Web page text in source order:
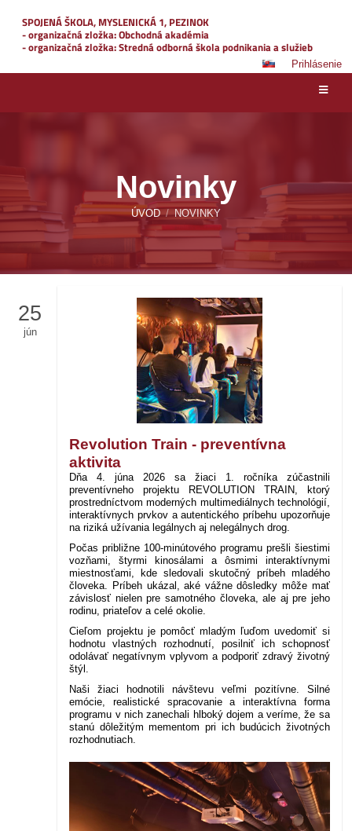
SPOJENÁ ŠKOLA, MYSLENICKÁ 1, PEZINOK
- organizačná zložka: Obchodná akadémia
- organizačná zložka: Stredná odborná škola podnikania a služieb
Prihlásenie
Novinky
ÚVOD / NOVINKY
25
jún
Revolution Train - preventívna
aktivita
Dňa 4. júna 2026 sa žiaci 1. ročníka zúčastnili
preventívneho projektu REVOLUTION TRAIN, ktorý
prostredníctvom moderných multimediálnych technológií,
interaktívnych prvkov a autentického príbehu upozorňuje
na riziká užívania legálnych aj nelegálnych drog.
Počas približne 100-minútového programu prešli šiestimi
vozňami, štyrmi kinosálami a ôsmimi interaktívnymi
miestnosťami, kde sledovali skutočný príbeh mladého
človeka. Príbeh ukázal, aké vážne dôsledky môže mať
závislosť nielen pre samotného človeka, ale aj pre jeho
rodinu, priateľov a celé okolie.
Cieľom projektu je pomôcť mladým ľuďom uvedomiť si
hodnotu vlastných rozhodnutí, posilniť ich schopnosť
odolávať negatívnym vplyvom a podporiť zdravý životný
štýl.
Naši žiaci hodnotili návštevu veľmi pozitívne. Silné
emócie, realistické spracovanie a interaktívna forma
programu v nich zanechali hlboký dojem a veríme, že sa
stanú dôležitým mementom pri ich budúcich životných
rozhodnutiach.